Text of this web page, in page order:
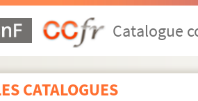
Catalogue
CATALOGUES